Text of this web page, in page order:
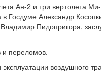
Ан-2 и три вертолета
Александр
Пидопригора,
и переломов.
воздушного